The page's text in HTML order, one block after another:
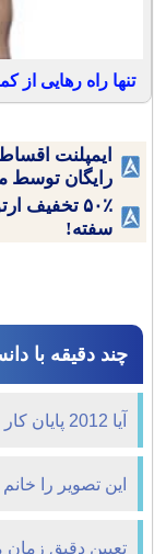
تنها راه رهایی از
ایمپلنت
رایگان
۵۰٪ تخفیف
سفته!
چند دقیقه با
آیا 2012 پایان کار دنیا خواهد بود؟
این تصویر را خانم
تعيين دقيق